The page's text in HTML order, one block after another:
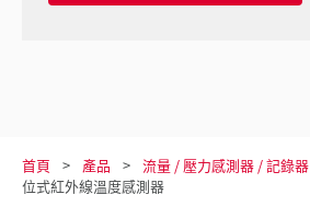
首頁 產品 流量 / 壓力感測器 / 記錄器
位式紅外線溫度感測器